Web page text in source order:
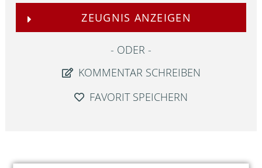
ZEUGNIS ANZEIGEN
ODER
KOMMENTAR SCHREIBEN
FAVORIT SPEICHERN